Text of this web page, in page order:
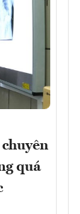
quá